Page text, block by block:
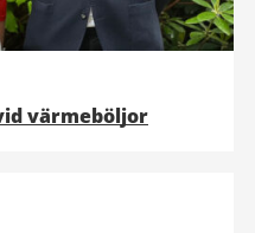
värmeböljor